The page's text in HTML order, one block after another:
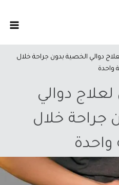
دوالي الخصية بدون جراحة خلال
واحدة
دوالي
جراحة خلال